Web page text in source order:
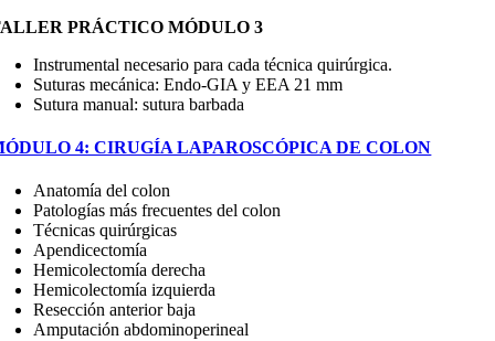
PRÁCTICO MÓDULO 3
Instrumental necesario para cada técnica quirúrgica.
Suturas mecánica: Endo-GIA y EEA 21 mm
Sutura manual: sutura barbada
4: CIRUGÍA LAPAROSCÓPICA DE COLON
Anatomía del colon
Patologías más frecuentes del colon
Técnicas quirúrgicas
Apendicectomía
Hemicolectomía derecha
Hemicolectomía izquierda
Resección anterior baja
Amputación abdominoperineal